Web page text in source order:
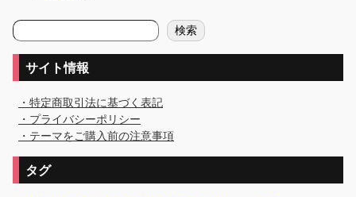
検
索
検索
サイト情報
・特定商取引法に基づく表記
・プライバシーポリシー
・テーマをご購入前の注意事項
タグ